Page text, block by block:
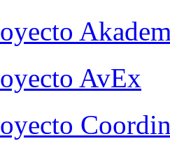
AvEx